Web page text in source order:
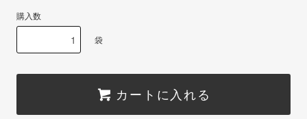
購入数
袋
カートに入れる